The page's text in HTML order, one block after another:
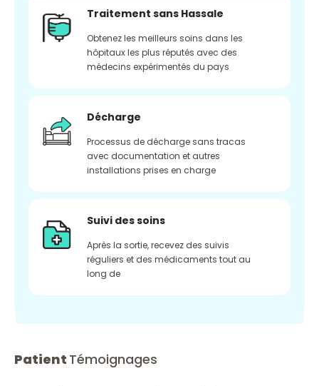
Traitement sans Hassale
Obtenez les meilleurs soins dans les
hôpitaux les plus réputés avec des
médecins expérimentés du pays
Décharge
Processus de décharge sans tracas
avec documentation et autres
installations prises en charge
Suivi des soins
Après la sortie, recevez des suivis
réguliers et des médicaments tout au
long de
Patient Témoignages